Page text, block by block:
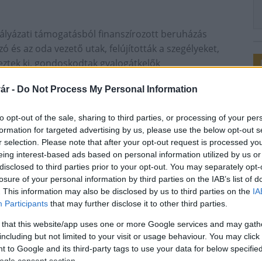
- Do Not Process My Personal Information
opt-out of the sale, sharing to third parties, or processing of your
for targeted advertising by us, please use the below opt-out
selection. Please note that after your opt-out request is processed
interest-based ads based on personal information utilized by us
to third parties prior to your opt-out. You may separately
of your personal information by third parties on the IAB’s list of
This information may also be disclosed by us to third parties on the
Participants that may further disclose it to other third parties.
that this website/app uses one or more Google services and may
but not limited to your visit or usage behaviour. You may
to Google and its third-party tags to use your data for below
támogatásból finanszírozott beruházás
az oda vezető utak, felújították a szegélyeket,
ki, gondoskodtak gyalogátkelők
és csapadékelvezetésről is.
mintegy 200 vállalkozással, a város
egykori polgármesteréről, a Németh Istvánról
fejlesztési programjának részeként.
a telephelyek könnyebb megközelítésével és a
az azóta több helyen már befejeződött projektek
fejlesztés közmű